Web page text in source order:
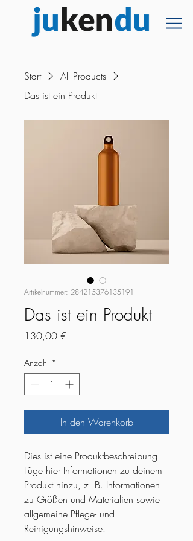
Start
All Products
Das ist ein Produkt
Artikelnummer: 284215376135191
Das ist ein Produkt
130,00 €
Anzahl *
In den Warenkorb
Dies ist eine Produktbeschreibung.
Füge hier Informationen zu deinem
Produkt hinzu, z. B. Informationen
zu Größen und Materialien sowie
allgemeine Pflege- und
Reinigungshinweise.